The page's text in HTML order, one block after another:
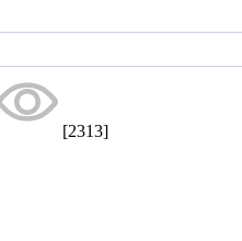
[2313]